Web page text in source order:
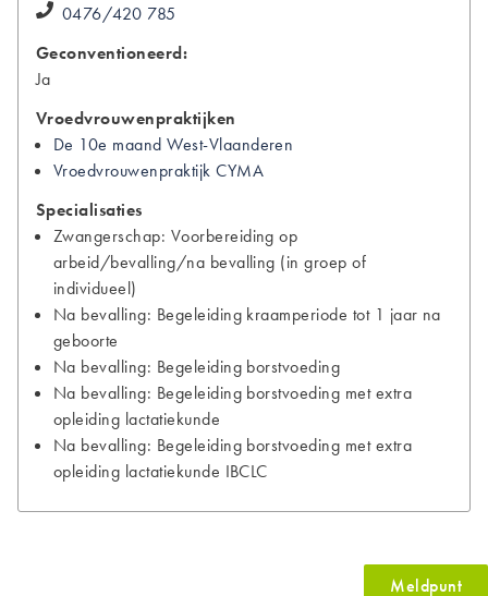
0476/420 785
Geconventioneerd:
Ja
Vroedvrouwenpraktijken
De 10e maand West-Vlaanderen
Vroedvrouwenpraktijk CYMA
Specialisaties
Zwangerschap: Voorbereiding op
arbeid/bevalling/na bevalling (in groep of
individueel)
Na bevalling: Begeleiding kraamperiode tot 1 jaar na
geboorte
Na bevalling: Begeleiding borstvoeding
Na bevalling: Begeleiding borstvoeding met extra
opleiding lactatiekunde
Na bevalling: Begeleiding borstvoeding met extra
opleiding lactatiekunde IBCLC
Meldpunt